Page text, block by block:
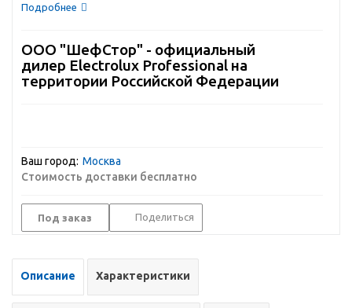
Подробнее
ООО "ШефСтор" - официальный
дилер Electrolux Professional на
территории Российской Федерации
Ваш город: Москва
Стоимость доставки бесплатно
Под заказ Поделиться
Описание Характеристики